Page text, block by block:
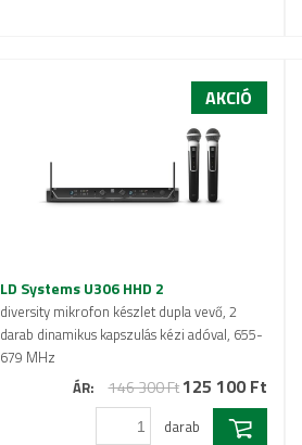
AKCIÓ
LD Systems U306 HHD 2
diversity mikrofon készlet dupla vevő, 2
darab dinamikus kapszulás kézi adóval, 655-
679 MHz
ÁR:
146 300 Ft 125 100 Ft
darab